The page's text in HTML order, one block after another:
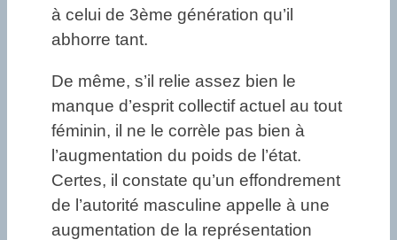
à celui de 3ème génération qu’il
abhorre tant.
De même, s’il relie assez bien le
manque d’esprit collectif actuel au tout
féminin, il ne le corrèle pas bien à
l’augmentation du poids de l’état.
Certes, il constate qu’un effondrement
de l’autorité masculine appelle à une
augmentation de la représentation